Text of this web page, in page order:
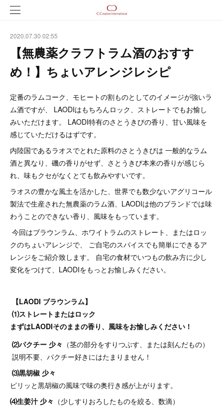
2020.07.30 02:55
【無農薬クラフトラム酒のおすす
め！】ちょいアレンジレシピ
定番のラムコーク、モヒートの割ものとしてのイメージが強いラ
ム酒ですが、 LAODIはもちろんロック、ストレートでもお愉し
みいただけます。 LAODI特有のさとうきびの香り、甘い風味を
感じていただけるはずです。
内陸国であるラオスでとれた原料のさとうきびは 一般的なラム
酒と異なり、磯の香りがせず、さとうきび本来の香りが感じら
れ、味もクセがなくとても飲みやすいです。
ラオスの豊かな風土を活かした、世界でも数少ないアグリコール
製法で生産された無農薬のラム酒、LAODIは他のブランドでは味
わうことのできない香り、風味をもっています。
今回はブラウンラム、ホワイトラムのストレート、またはロッ
クのちょいアレンジで、 ご自宅のスパイスでも簡単にできるア
レンジをご紹介致します。 自宅の食材でいつもの飲み方に少し
変化をつけて、LAODIをもっとお愉しみください。
【LAODI ブラウンラム】
⑴ストレートまたはロック
まずはLAODIそのままの香り、風味をお愉しみください！
⑵パクチー 少々 （茎の部分をすりつぶす、または刻んだもの）
説明不要、パクチー好きにはたまりません！
⑶黒胡椒 少々
ピリッと黒胡椒の風味で味の奥行き感が上がります。
⑷生姜汁 少々 （少しすりおろしたものを絞る、数滴）